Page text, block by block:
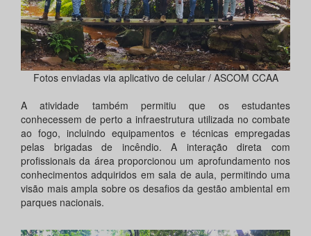
Fotos enviadas via aplicativo de celular / ASCOM CCAA
A atividade também permitiu que os estudantes
conhecessem de perto a infraestrutura utilizada no combate
ao fogo, incluindo equipamentos e técnicas empregadas
pelas brigadas de incêndio. A interação direta com
profissionais da área proporcionou um aprofundamento nos
conhecimentos adquiridos em sala de aula, permitindo uma
visão mais ampla sobre os desafios da gestão ambiental em
parques nacionais.